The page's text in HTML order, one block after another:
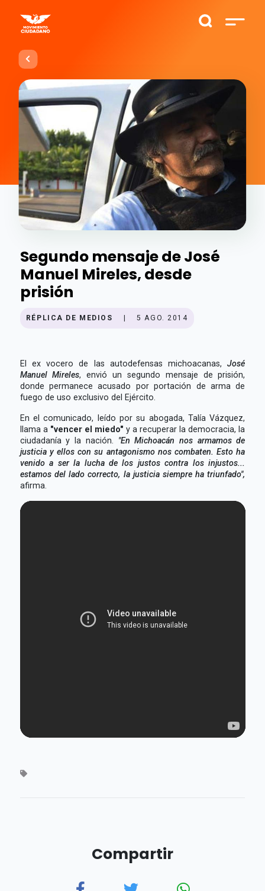
Segundo mensaje de José
Manuel Mireles, desde
prisión
RÉPLICA DE MEDIOS 5 AGO. 2014
El ex vocero de las autodefensas michoacanas,José
Manuel Mireles, envió un segundo mensaje de prisión,
donde permanece acusado por portación de arma de
fuego de uso exclusivo del Ejército.
En el comunicado, leído por su abogada, Talía Vázquez,
llama a "vencer el miedo" y a recuperar la democracia, la
ciudadanía y la nación. "En Michoacán nos armamos de
justicia y ellos con su antagonismo nos combaten. Esto ha
venido a ser la lucha de los justos contra los injustos...
estamos del lado correcto, la justicia siempre ha triunfado",
afirma.
Compartir